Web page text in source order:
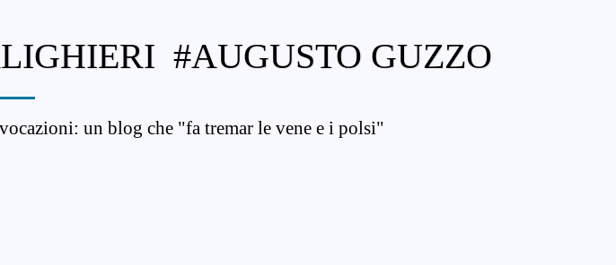
#AUGUSTO GUZZO
un blog che "fa tremar le vene e i polsi"